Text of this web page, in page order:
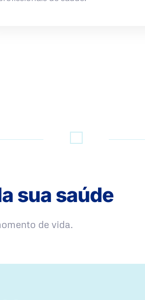
sua saúde
de vida.